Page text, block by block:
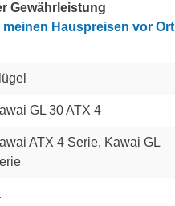
Gewährleistung
meinen Hauspreisen vor Ort
GL 30 ATX 4
ATX 4 Serie, Kawai GL